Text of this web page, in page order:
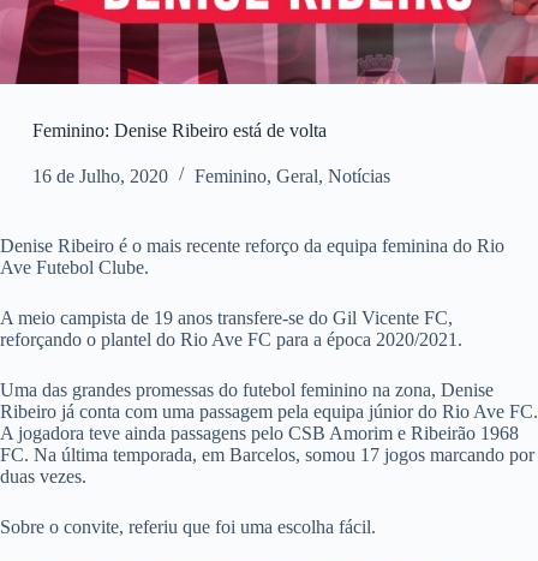
Feminino: Denise Ribeiro está de volta
16 de Julho, 2020 Feminino, Geral, Notícias
Denise Ribeiro é o mais recente reforço da equipa feminina do Rio
Ave Futebol Clube.
A meio campista de 19 anos transfere-se do Gil Vicente FC,
reforçando o plantel do Rio Ave FC para a época 2020/2021.
Uma das grandes promessas do futebol feminino na zona, Denise
Ribeiro já conta com uma passagem pela equipa júnior do Rio Ave FC.
A jogadora teve ainda passagens pelo CSB Amorim e Ribeirão 1968
FC. Na última temporada, em Barcelos, somou 17 jogos marcando por
duas vezes.
Sobre o convite, referiu que foi uma escolha fácil.